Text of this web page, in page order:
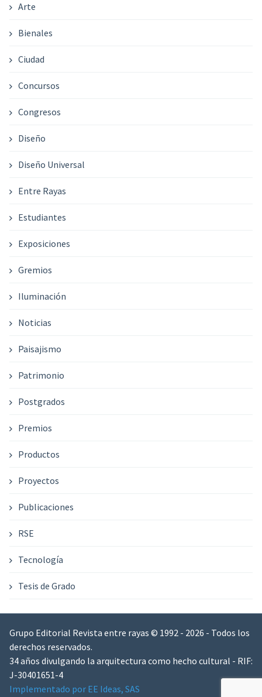
Arte
Bienales
Ciudad
Concursos
Congresos
Diseño
Diseño Universal
Entre Rayas
Estudiantes
Exposiciones
Gremios
Iluminación
Noticias
Paisajismo
Patrimonio
Postgrados
Premios
Productos
Proyectos
Publicaciones
RSE
Tecnología
Tesis de Grado
Grupo Editorial Revista entre rayas © 1992 - 2026 - Todos los
derechos reservados.
34 años divulgando la arquitectura como hecho cultural - RIF:
J-30401651-4
Implementado por EE Ideas, SAS